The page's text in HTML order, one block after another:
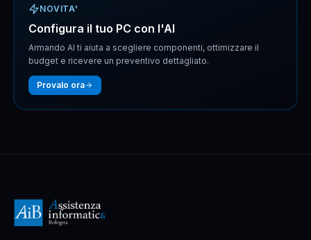
NOVITA'
Configura il tuo PC con l'AI
Armando AI ti aiuta a scegliere componenti, ottimizzare il
budget e ricevere un preventivo dettagliato.
Provalo ora